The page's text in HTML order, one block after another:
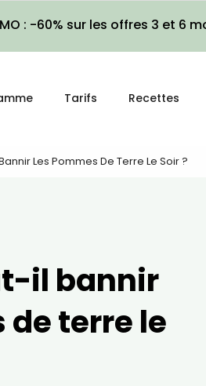
: -60% sur les offres 3 et 6
Tarifs Recettes
Les Pommes De Terre Le Soir ?
il bannir
terre le